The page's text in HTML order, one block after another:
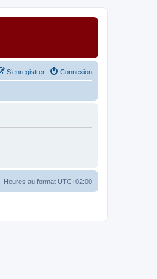
Connexion
S’enregistrer
Heures au format UTC+02:00